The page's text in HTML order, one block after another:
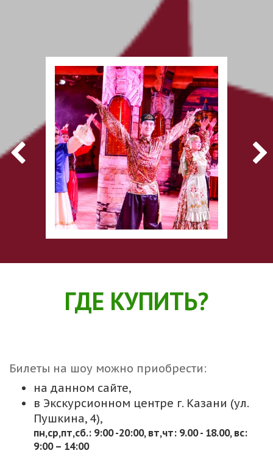
ГДЕ КУПИТЬ?
Билеты на шоу можно приобрести:
на данном сайте,
в Экскурсионном центре г. Казани (ул.
Пушкина, 4),
пн,cр,пт,сб.: 9:00 -20:00, вт,чт: 9.00 - 18.00, вс:
9:00 – 14:00